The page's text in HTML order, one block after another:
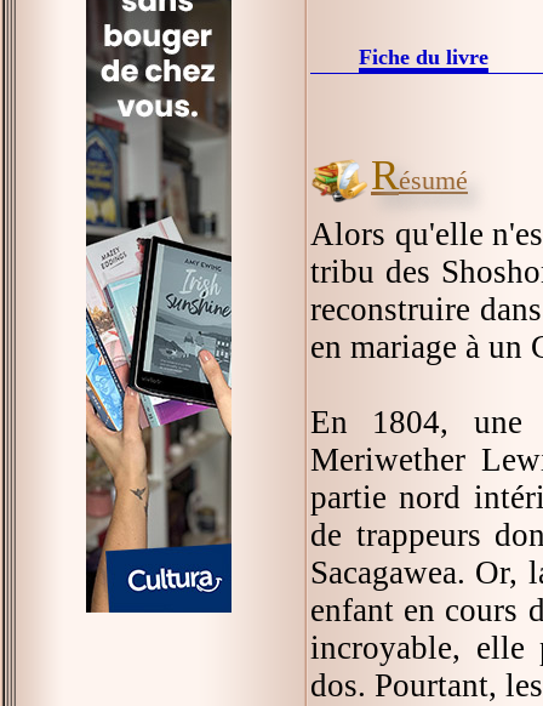
Fiche du livre
Résumé
Alors qu'elle
tribu des
reconstruire
en mariage à un
En 1804, une
Meriwether
partie nord
de trappeurs
Sacagawea. Or,
enfant en cours
incroyable, elle
dos. Pourtant,